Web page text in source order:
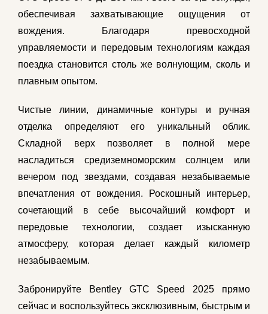
обеспечивая захватывающие ощущения от
вождения. Благодаря превосходной
управляемости и передовым технологиям каждая
поездка становится столь же волнующим, сколь и
плавным опытом.
Чистые линии, динамичные контуры и ручная
отделка определяют его уникальный облик.
Складной верх позволяет в полной мере
насладиться средиземноморским солнцем или
вечером под звездами, создавая незабываемые
впечатления от вождения. Роскошный интерьер,
сочетающий в себе высочайший комфорт и
передовые технологии, создает изысканную
атмосферу, которая делает каждый километр
незабываемым.
Забронируйте Bentley GTC Speed 2025 прямо
сейчас и воспользуйтесь эксклюзивным, быстрым и